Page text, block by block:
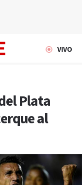
VIVO
Plata
al